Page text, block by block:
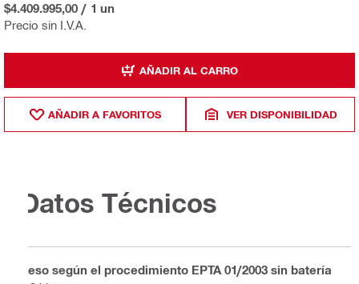
Precio sin I.V.A.
$4.409.995,00 / 1 un
AÑADIR AL CARRO
AÑADIR A FAVORITOS VER DISPONIBILIDAD
Datos Técnicos
Peso según el procedimiento EPTA 01/2003 sin batería